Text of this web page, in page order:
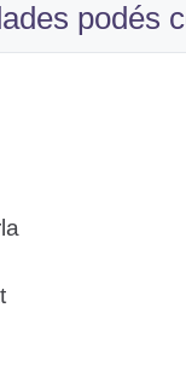
podés